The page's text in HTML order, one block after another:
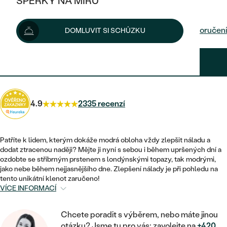
KOMBINOVANÉ ZLATO
DLE STYLU
ETERNITY
VINTAGE
NETRADIČNÍ
POSTRANNÍ KAMENY
HALO
VINTAGE
SNUBNÍ A ZÁSNUBNÍ SETY
NETRADIČNÍ
SESTAV SI SVŮJ PRSTEN
ZAČÍT S PRSTENEM
ZAČÍT S DIAMANTEM
VÝPRODEJ
KDYŽ ŠPERKY POMÁHAJÍ
DLE TYPU
NÁUŠNICE
PRSTENY
PŘÍVĚSKY
NÁRAMKY
SETY
PÁNSKÉ ŠPERKY
PLATINOVÉ
PECKOVÉ
KRUHOVÉ
MINIMALISTICKÉ
VISACÍ
SOLITÉR
VE TVARU SRDCE
ZLATÉ
STŘÍBRNÉ
DLE STYLU
SOLITÉR
NAROZENÍ DÍTĚTE
PERSONALIZOVANÉ
SE ZNAMENÍM ZVĚROKRUHU
MINIMALISTICKÉ
ŠPERKY SKLADEM
VÝPRODEJ
DLE MATERIÁLU
ZLATÉ
PLATINOVÉ
DLE STYLU
DOMLUVIT SI SCHŮZKU
3 320 Kč3 790 Kč
Možnosti doručení
4.9 2335 recenzí
Patříte k lidem, kterým dokáže modrá obloha vždy zlepšit náladu a
dodat ztracenou naději? Mějte ji nyní s sebou i během upršených dní a
ozdobte se stříbrným prstenem s londýnskými topazy, tak modrými,
jako nebe během nejjasnějšího dne. Zlepšení nálady je při pohledu na
tento unikátní klenot zaručeno!
VÍCE INFORMACÍ
Chcete poradit s výběrem, nebo máte jinou